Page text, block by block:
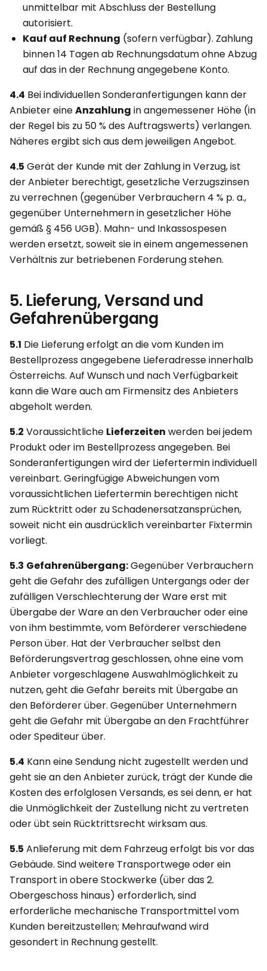
unmittelbar mit Abschluss der Bestellung
autorisiert.
Kauf auf Rechnung (sofern verfügbar). Zahlung
binnen 14 Tagen ab Rechnungsdatum ohne Abzug
auf das in der Rechnung angegebene Konto.
4.4 Bei individuellen Sonderanfertigungen kann der
Anbieter eineAnzahlung in angemessener Höhe (in
der Regel bis zu 50 % des Auftragswerts) verlangen.
Näheres ergibt sich aus dem jeweiligen Angebot.
4.5 Gerät der Kunde mit der Zahlung in Verzug, ist
der Anbieter berechtigt, gesetzliche Verzugszinsen
zu verrechnen (gegenüber Verbrauchern 4 % p. a.,
gegenüber Unternehmern in gesetzlicher Höhe
gemäß § 456 UGB). Mahn- und Inkassospesen
werden ersetzt, soweit sie in einem angemessenen
Verhältnis zur betriebenen Forderung stehen.
5. Lieferung, Versand und
Gefahrenübergang
5.1 Die Lieferung erfolgt an die vom Kunden im
Bestellprozess angegebene Lieferadresse innerhalb
Österreichs. Auf Wunsch und nach Verfügbarkeit
kann die Ware auch am Firmensitz des Anbieters
abgeholt werden.
5.2 Voraussichtliche Lieferzeiten werden bei jedem
Produkt oder im Bestellprozess angegeben. Bei
Sonderanfertigungen wird der Liefertermin individuell
vereinbart. Geringfügige Abweichungen vom
voraussichtlichen Liefertermin berechtigen nicht
zum Rücktritt oder zu Schadenersatzansprüchen,
soweit nicht ein ausdrücklich vereinbarter Fixtermin
vorliegt.
5.3 Gefahrenübergang:Gegenüber Verbrauchern
geht die Gefahr des zufälligen Untergangs oder der
zufälligen Verschlechterung der Ware erst mit
Übergabe der Ware an den Verbraucher oder eine
von ihm bestimmte, vom Beförderer verschiedene
Person über. Hat der Verbraucher selbst den
Beförderungsvertrag geschlossen, ohne eine vom
Anbieter vorgeschlagene Auswahlmöglichkeit zu
nutzen, geht die Gefahr bereits mit Übergabe an
den Beförderer über. Gegenüber Unternehmern
geht die Gefahr mit Übergabe an den Frachtführer
oder Spediteur über.
5.4 Kann eine Sendung nicht zugestellt werden und
geht sie an den Anbieter zurück, trägt der Kunde die
Kosten des erfolglosen Versands, es sei denn, er hat
die Unmöglichkeit der Zustellung nicht zu vertreten
oder übt sein Rücktrittsrecht wirksam aus.
5.5 Anlieferung mit dem Fahrzeug erfolgt bis vor das
Gebäude. Sind weitere Transportwege oder ein
Transport in obere Stockwerke (über das 2.
Obergeschoss hinaus) erforderlich, sind
erforderliche mechanische Transportmittel vom
Kunden bereitzustellen; Mehraufwand wird
gesondert in Rechnung gestellt.